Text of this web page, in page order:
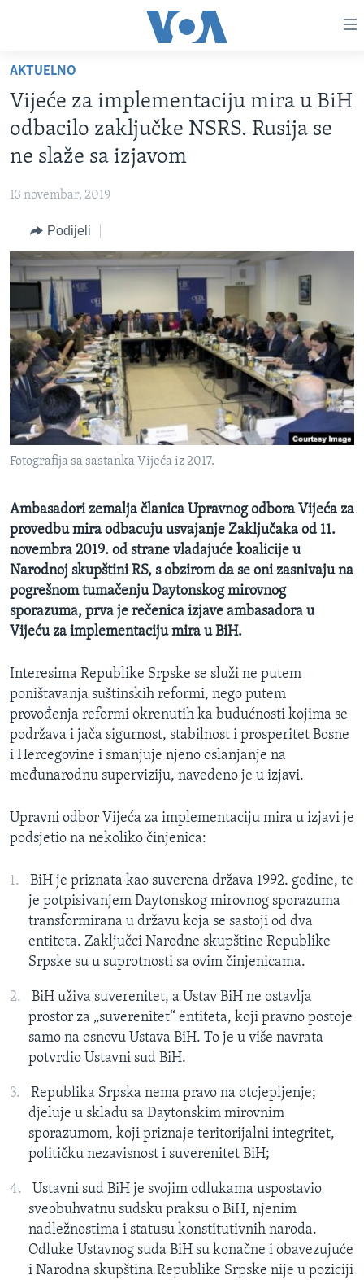
glavni
sadržaj
Pređi
na
glavnu
Idi
pretragu
VIDEO
FOTOGRAFIJE DANA
SJEDINJENE AMERIČKE DRŽAVE
BOSNA I HERCEGOVINA
SVIJET
NAUKA I TEHNOLOGIJA
SPECIJALNI PROJEKTI
KORUPCIJA
SLOBODA MEDIJA
ŽENSKA STRANA
IZBJEGLIČKA STRANA
MAGAZIN
O GLASU AMERIKE
Learning English
Jezici
AKTUELNO
Vijeće za implementaciju mira u BiH
odbacilo zaključke NSRS. Rusija se
ne slaže sa izjavom
13 novembar, 2019
Podijeli
Fotografija sa sastanka Vijeća iz 2017.
Ambasadori zemalja članica Upravnog odbora Vijeća za
provedbu mira odbacuju usvajanje Zaključaka od 11.
novembra 2019. od strane vladajuće koalicije u
Narodnoj skupštini RS, s obzirom da se oni zasnivaju na
pogrešnom tumačenju Daytonskog mirovnog
sporazuma, prva je rečenica izjave ambasadora u
Vijeću za implementaciju mira u BiH.
Interesima Republike Srpske se služi ne putem
poništavanja suštinskih reformi, nego putem
provođenja reformi okrenutih ka budućnosti kojima se
podržava i jača sigurnost, stabilnost i prosperitet Bosne
i Hercegovine i smanjuje njeno oslanjanje na
međunarodnu superviziju, navedeno je u izjavi.
Upravni odbor Vijeća za implementaciju mira u izjavi je
podsjetio na nekoliko činjenica:
BiH je priznata kao suverena država 1992. godine, te
je potpisivanjem Daytonskog mirovnog sporazuma
transformirana u državu koja se sastoji od dva
entiteta. Zaključci Narodne skupštine Republike
Srpske su u suprotnosti sa ovim činjenicama.
BiH uživa suverenitet, a Ustav BiH ne ostavlja
prostor za „suverenitet“ entiteta, koji pravno postoje
samo na osnovu Ustava BiH. To je u više navrata
potvrdio Ustavni sud BiH.
Republika Srpska nema pravo na otcjepljenje;
djeluje u skladu sa Daytonskim mirovnim
sporazumom, koji priznaje teritorijalni integritet,
političku nezavisnost i suverenitet BiH;
Ustavni sud BiH je svojim odlukama uspostavio
sveobuhvatnu sudsku praksu o BiH, njenim
nadležnostima i statusu konstitutivnih naroda.
Odluke Ustavnog suda BiH su konačne i obavezujuće
i Narodna skupština Republike Srpske nije u poziciji